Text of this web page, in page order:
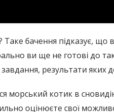
бачення підказує,
ви ще не готові до
результати
морський котик в
оцінюєте свої